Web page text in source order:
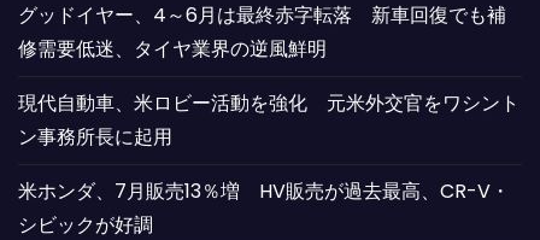
グッドイヤー、4～6月は最終赤字転落 新車回復でも補
修需要低迷、タイヤ業界の逆風鮮明
現代自動車、米ロビー活動を強化 元米外交官をワシント
ン事務所長に起用
米ホンダ、7月販売13％増 HV販売が過去最高、CR-V・
シビックが好調